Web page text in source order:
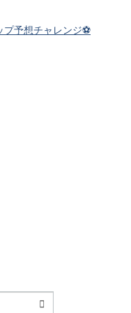
予想チャレンジ⚽
